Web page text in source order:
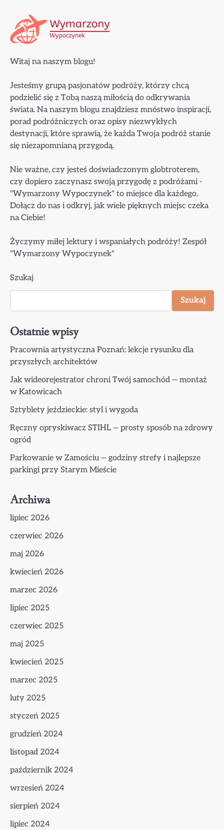
Witaj na naszym blogu!
Jesteśmy grupą pasjonatów podróży, którzy chcą
podzielić się z Tobą naszą miłością do odkrywania
świata. Na naszym blogu znajdziesz mnóstwo inspiracji,
porad podróżniczych oraz opisy niezwykłych
destynacji, które sprawią, że każda Twoja podróż stanie
się niezapomnianą przygodą.
Nie ważne, czy jesteś doświadczonym globtroterem,
czy dopiero zaczynasz swoją przygodę z podróżami -
"Wymarzony Wypoczynek" to miejsce dla każdego.
Dołącz do nas i odkryj, jak wiele pięknych miejsc czeka
na Ciebie!
Życzymy miłej lektury i wspaniałych podróży! Zespół
"Wymarzony Wypoczynek"
Szukaj
Szukaj
Ostatnie wpisy
Pracownia artystyczna Poznań: lekcje rysunku dla
przyszłych architektów
Jak wideorejestrator chroni Twój samochód — montaż
w Katowicach
Sztyblety jeździeckie: styl i wygoda
Ręczny opryskiwacz STIHL — prosty sposób na zdrowy
ogród
Parkowanie w Zamościu — godziny strefy i najlepsze
parkingi przy Starym Mieście
Archiwa
lipiec 2026
czerwiec 2026
maj 2026
kwiecień 2026
marzec 2026
lipiec 2025
czerwiec 2025
maj 2025
kwiecień 2025
marzec 2025
luty 2025
styczeń 2025
grudzień 2024
listopad 2024
październik 2024
wrzesień 2024
sierpień 2024
lipiec 2024